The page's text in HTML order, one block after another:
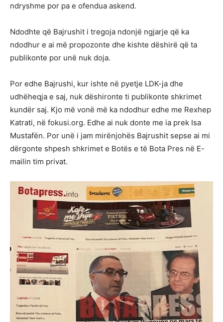
ndryshme por pa e ofendua askend.
Ndodhte që Bajrushit i tregoja ndonjë ngjarje që ka
ndodhur e ai më propozonte dhe kishte dëshirë që ta
publikonte por unë nuk doja.
Por edhe Bajrushi, kur ishte në pyetje LDK-ja dhe
udhëheqja e saj, nuk dëshironte ti publikonte shkrimet
kundër saj. Kjo më vonë më ka ndodhur edhe me Rexhep
Katrati, në fokusi.org. Edhe ai nuk donte me ia prek Isa
Mustafën. Por unë i jam mirënjohës Bajrushit sepse ai mi
dërgonte shpesh shkrimet e Botës e të Bota Pres në E-
mailin tim privat.